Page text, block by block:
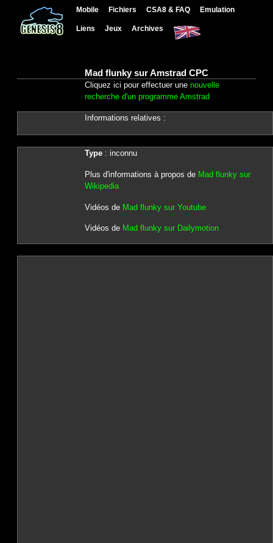
Mobile Fichiers CSA8 & FAQ Emulation
Liens Jeux Archives
Mad flunky sur Amstrad CPC
Cliquez ici pour effectuer une nouvelle
recherche d'un programme Amstrad
Informations relatives :
Type: inconnu
Plus d'informations à propos de Mad flunky sur
Wikipedia
Vidéos de Mad flunky sur Youtube
Vidéos de Mad flunky sur Dailymotion